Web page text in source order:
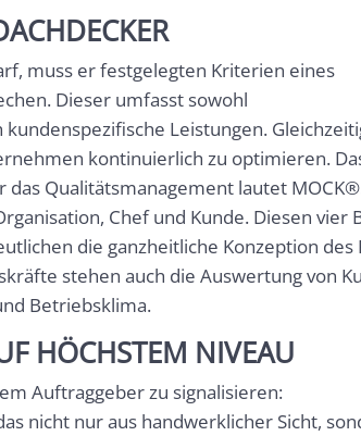
muss er festgelegten Kriterien eines
Dieser umfasst sowohl
Leistungen.
kontinuierlich zu optimieren.
Qualitätsmanagement lautet
Chef und Kunde. Diesen
die ganzheitliche Konzeption
stehen auch die Auswertung von
Betriebsklima.
HÖCHSTEM NIVEAU
Auftraggeber zu signalisieren:
nicht nur aus handwerklicher Sicht,